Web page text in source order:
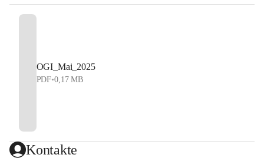
OGI_Mai_2025
PDF•0,17 MB
Kontakte